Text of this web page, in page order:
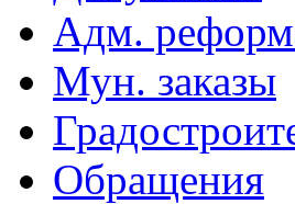
Адм.
Мун. заказы
Обращения